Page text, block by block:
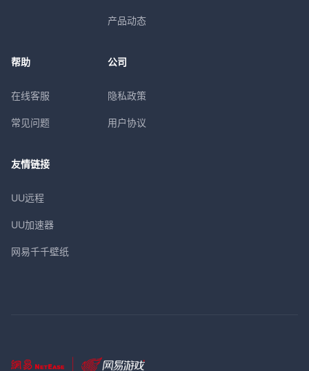
产品动态
帮助
在线客服
常见问题
公司
隐私政策
用户协议
友情链接
UU远程
UU加速器
网易千千壁纸